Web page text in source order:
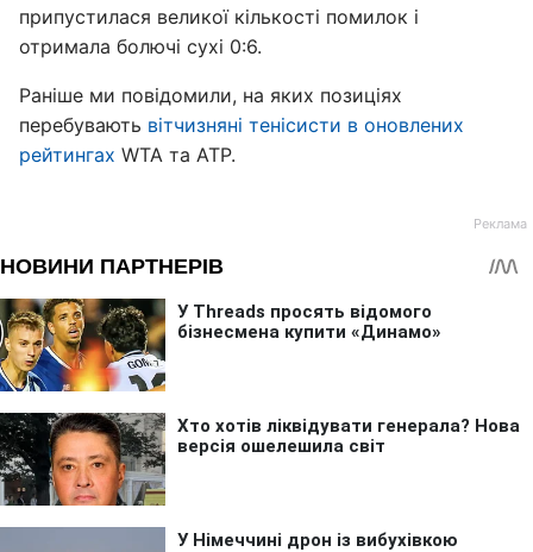
припустилася великої кількості помилок і
отримала болючі сухі 0:6.
Раніше ми повідомили, на яких позиціях
перебувають вітчизняні тенісисти в оновлених
рейтингах WTA та ATP.